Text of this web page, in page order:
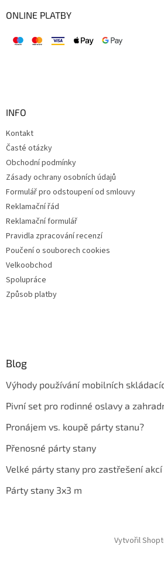
ONLINE PLATBY
INFO
Kontakt
Časté otázky
Obchodní podmínky
Zásady ochrany osobních údajů
Formulář pro odstoupení od smlouvy
Reklamační řád
Reklamační formulář
Pravidla zpracování recenzí
Poučení o souborech cookies
Velkoobchod
Spolupráce
Způsob platby
Blog
Výhody používání mobilních
Pivní set pro rodinné oslavy a
Pronájem vs. koupě párty stanu?
Přenosné párty stany
Velké párty stany pro zastřešení akcí
Párty stany 3x3 m
Vytvořil